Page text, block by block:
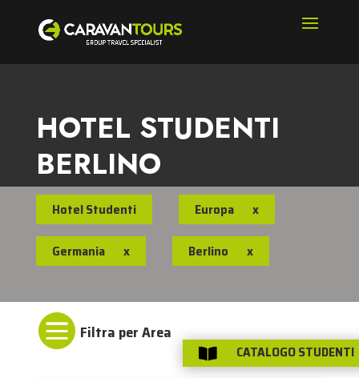
HOTEL STUDENTI
BERLINO
Hotel Studenti Europa x
Germania x Berlino x

 CATALOGO STUDENTI